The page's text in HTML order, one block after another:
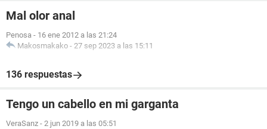
Mal olor anal
Penosa - 16 ene 2012 a las 21:24
Makosmakako - 27 sep 2023 a las 15:11
136 respuestas
Tengo un cabello en mi garganta
VeraSanz - 2 jun 2019 a las 05:51